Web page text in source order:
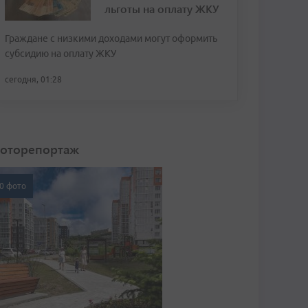
льготы на оплату ЖКУ
Граждане с низкими доходами могут оформить
субсидию на оплату ЖКУ
сегодня, 01:28
фото